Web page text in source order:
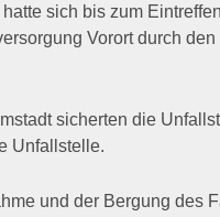
sich bis zum
Vorort durch
sicherten die
Unfallstelle.
und der Bergung des